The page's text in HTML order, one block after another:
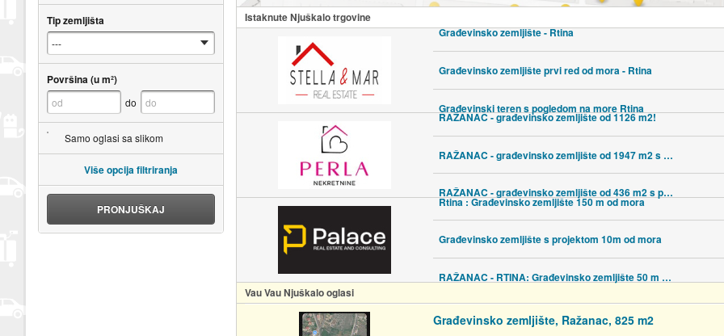
Istaknute Njuškalo trgovine
Građevinsko zemljište - Rtina
Građevinsko zemljište prvi red od mora - Rtina
Građevinski teren s pogledom na more Rtina
RAŽANAC - građevinsko zemljište od 1126 m2!
RAŽANAC - građevinsko zemljište od 1947 m2 s pogledom na more!!
RAŽANAC - građevinsko zemljište od 436 m2 s pogledom na more!!
Rtina : Građevinsko zemljište 150 m od mora
Građevinsko zemljište s projektom 10m od mora
RAŽANAC - RTINA: Građevinsko zemljište 50 m od mora; 1966,50 m2
Vau Vau Njuškalo oglasi
Građevinsko zemljište, Ražanac, 825 m2
Tip zemljišta
Površina (u m²)
do
Samo oglasi sa slikom
Više opcija filtriranja
PRONJUŠKAJ